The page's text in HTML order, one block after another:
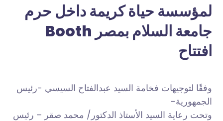
لمؤسسة حياة كريمة داخل حرم
جامعة السلام بمصر Booth
افتتاح
وفقًا لتوجيهات فخامة السيد عبدالفتاح السيسي -رئيس
الجمهورية-
وتحت رعاية السيد الأستاذ الدكتور/ محمد صقر – رئيس